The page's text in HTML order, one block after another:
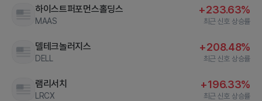
하이스트퍼포먼스홀딩스
MAAS
+233.63%
최근 신호 상승률
델테크놀러지스
DELL
+208.48%
최근 신호 상승률
램리서치
LRCX
+196.33%
최근 신호 상승률